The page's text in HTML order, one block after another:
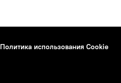
Политика использования Cookie